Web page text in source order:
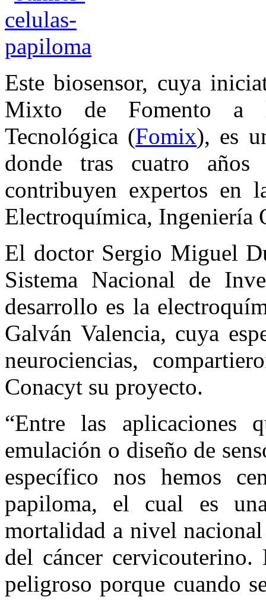
Este biosensor, cuya
Mixto de Fomento a
Tecnológica (Fomix), es
donde tras cuatro años
contribuyen expertos en
Electroquímica, Ingeniería
El doctor Sergio Miguel
Sistema Nacional de
desarrollo es la
Galván Valencia, cuya
neurociencias,
Conacyt su proyecto.
“Entre las aplicaciones
emulación o diseño de
específico nos hemos
papiloma, el cual es
mortalidad a nivel
del cáncer
peligroso porque cuando